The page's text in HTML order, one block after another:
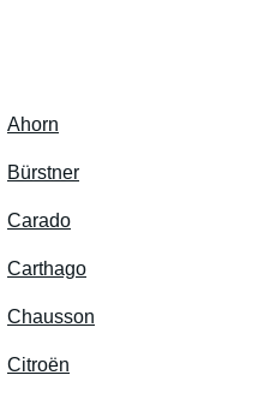
Ahorn
Bürstner
Carado
Carthago
Chausson
Citroën